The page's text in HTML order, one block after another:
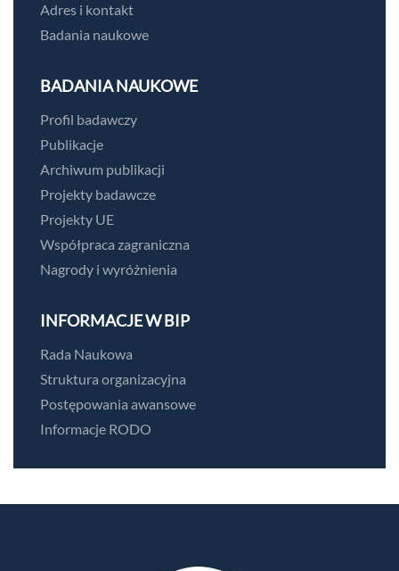
Adres i kontakt
Badania naukowe
BADANIA NAUKOWE
Profil badawczy
Publikacje
Archiwum publikacji
Projekty badawcze
Projekty UE
Współpraca zagraniczna
Nagrody i wyróżnienia
INFORMACJE W BIP
Rada Naukowa
Struktura organizacyjna
Postępowania awansowe
Informacje RODO